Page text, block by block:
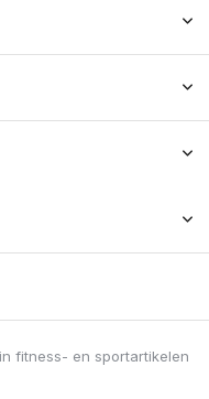
fitness- en sportartikelen